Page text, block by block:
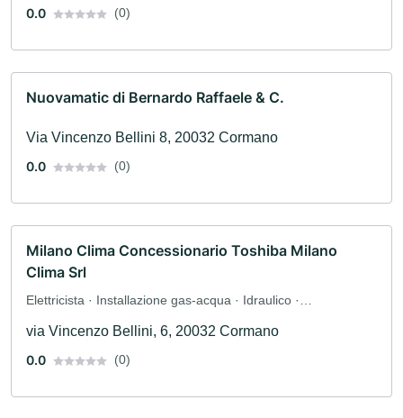
0.0
(0)
Nuovamatic di Bernardo Raffaele & C.
Via Vincenzo Bellini 8, 20032 Cormano
0.0
(0)
Milano Clima Concessionario Toshiba Milano
Clima Srl
Elettricista · Installazione gas-acqua · Idraulico ·
via Vincenzo Bellini, 6, 20032 Cormano
0.0
(0)